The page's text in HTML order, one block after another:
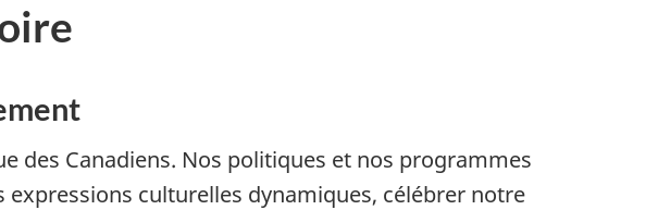
des Canadiens. Nos politiques et nos programmes
culturelles dynamiques, célébrer notre